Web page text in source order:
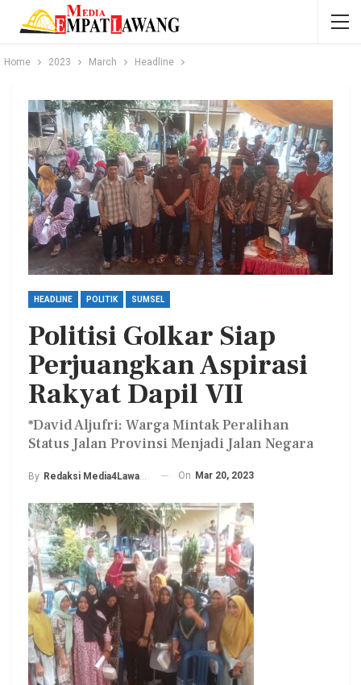
Home 2023 March Headline
HEADLINE POLITIK SUMSEL
Politisi Golkar Siap
Perjuangkan Aspirasi
Rakyat Dapil VII
*David Aljufri: Warga Mintak Peralihan
Status Jalan Provinsi Menjadi Jalan Negara
By Redaksi Media4Lawang On Mar 20, 2023